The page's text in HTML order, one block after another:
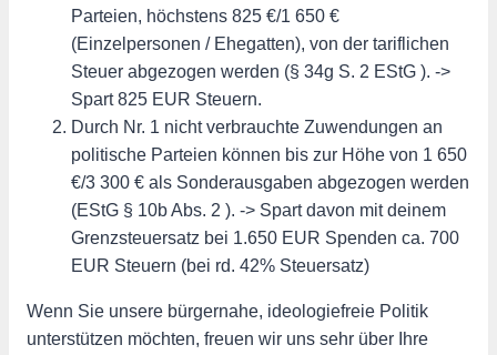
Parteien, höchstens 825 €/1 650 €
(Einzelpersonen / Ehegatten), von der tariflichen
Steuer abgezogen werden (§ 34g S. 2 EStG ). ->
Spart 825 EUR Steuern.
Durch Nr. 1 nicht verbrauchte Zuwendungen an
politische Parteien können bis zur Höhe von 1 650
€/3 300 € als Sonderausgaben abgezogen werden
(EStG § 10b Abs. 2 ). -> Spart davon mit deinem
Grenzsteuersatz bei 1.650 EUR Spenden ca. 700
EUR Steuern (bei rd. 42% Steuersatz)
Wenn Sie unsere bürgernahe, ideologiefreie Politik
unterstützen möchten, freuen wir uns sehr über Ihre